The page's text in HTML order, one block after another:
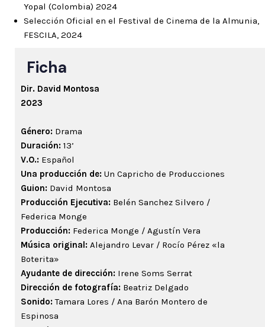
Yopal (Colombia) 2024
Selección Oficial en el Festival de Cinema de la Almunia,
FESCILA, 2024
Ficha
Dir. David Montosa
2023
Género: Drama
Duración: 13’
V.O.: Español
Una producción de: Un Capricho de Producciones
Guion: David Montosa
Producción Ejecutiva: Belén Sanchez Silvero /
Federica Monge
Producción: Federica Monge / Agustín Vera
Música original: Alejandro Levar / Rocío Pérez «la
Boterita»
Ayudante de dirección: Irene Soms Serrat
Dirección de fotografía: Beatriz Delgado
Sonido:Tamara Lores / Ana Barón Montero de
Espinosa